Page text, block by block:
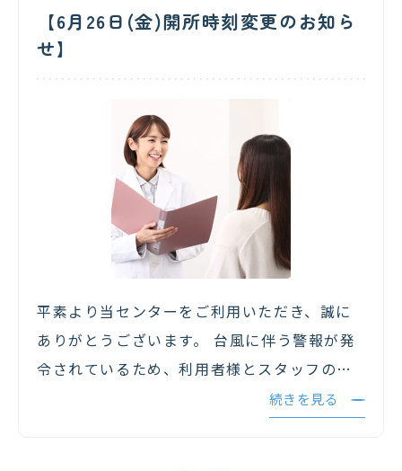
【6月26日(金)開所時刻変更のお知ら
せ】
平素より当センターをご利用いただき、誠に
ありがとうございます。 台風に伴う警報が発
令されているため、利用者様とスタッフの安
全を考慮し、本日は午前中を臨時休業とさせ
続きを見る